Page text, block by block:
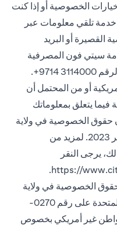
الخصوصية أو إذا كنت
تلقي معلومات عبر
القصيرة أو البريد
سيتي فون المصرفية
أو من المحتمل أن
فيما يتعلق بمعلوماتك
حقوق الخصوصية في ولاية
كاليفورنيا (“CPRA”) اعتبارًا من 1 يناير 2023. لمزيد من
يرجى النقر
https://
a new tab.
الخصوصية في ولاية
كاليفورنيا ، يرجى الاتصال بالولايات المتحدة على رقم 0270-
غير أمريكي بخصوص